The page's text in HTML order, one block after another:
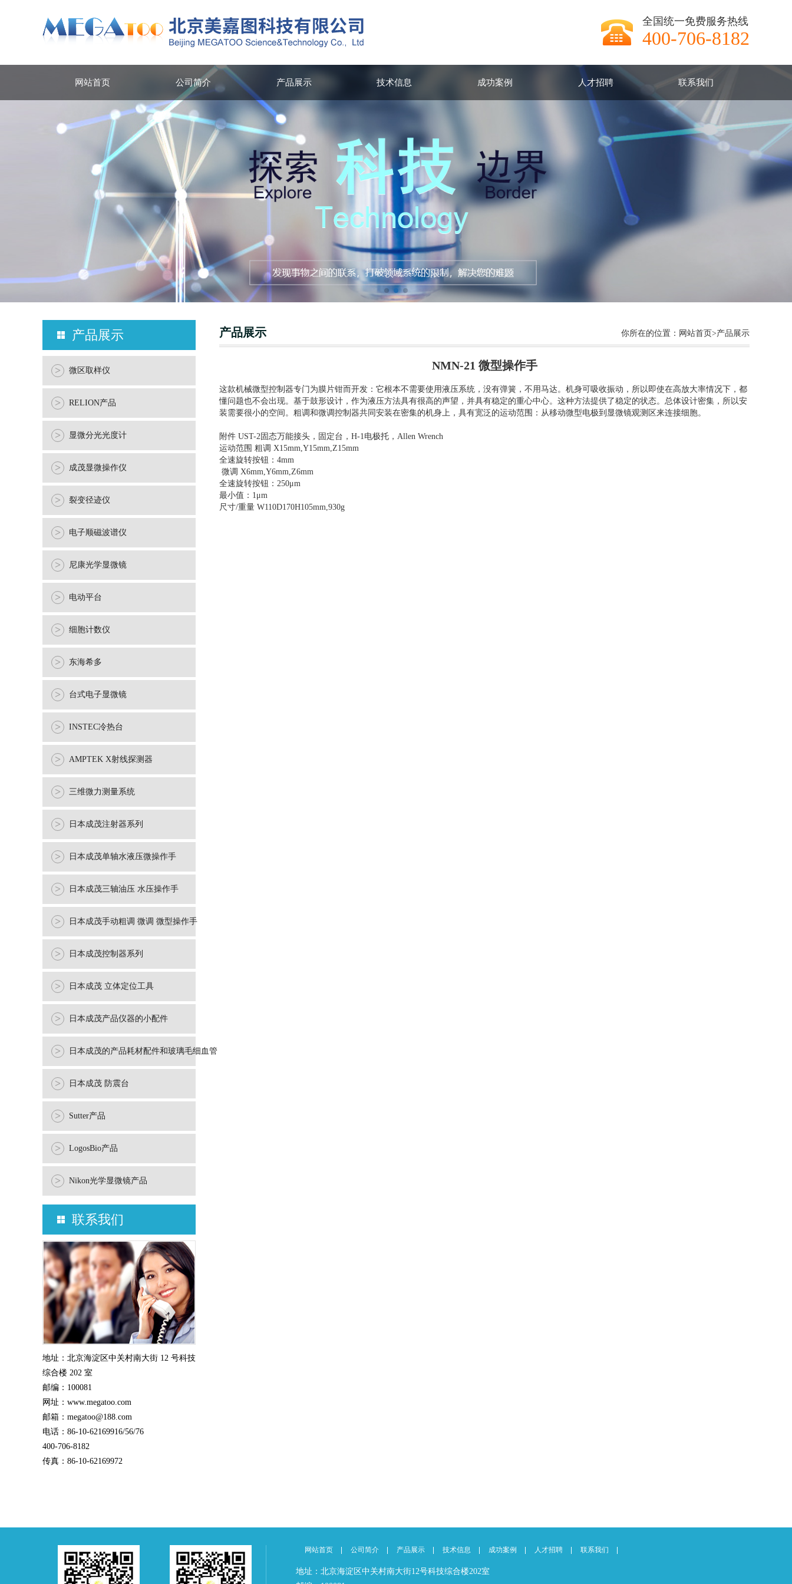
全国统一免费服务热线
400-706-8182
网站首页 公司简介 产品展示 技术信息 成功案例 人才招聘 联系我们
产品展示
> 微区取样仪
> RELION产品
> 显微分光光度计
> 成茂显微操作仪
> 裂变径迹仪
> 电子顺磁波谱仪
> 尼康光学显微镜
> 电动平台
> 细胞计数仪
> 东海希多
> 台式电子显微镜
> INSTEC冷热台
> AMPTEK X射线探测器
> 三维微力测量系统
> 日本成茂注射器系列
> 日本成茂单轴水液压微操作手
> 日本成茂三轴油压 水压操作手
> 日本成茂手动粗调 微调 微型操作手
> 日本成茂控制器系列
> 日本成茂 立体定位工具
> 日本成茂产品仪器的小配件
> 日本成茂的产品耗材配件和玻璃毛细血管
> 日本成茂 防震台
> Sutter产品
> LogosBio产品
> Nikon光学显微镜产品
联系我们
地址：北京海淀区中关村南大街 12 号科技
综合楼 202 室
邮编：100081
网址：www.megatoo.com
邮箱：megatoo@188.com
电话：86-10-62169916/56/76
400-706-8182
传真：86-10-62169972
产品展示 你所在的位置： 网站首页>产品展示
NMN-21 微型操作手
这款机械微型控制器专门为膜片钳而开发：它根本不需要使用液压系统，没有弹簧，不用马达。机身可吸收振动，所以即使在高放大率情况下，都
懂问题也不会出现。基于鼓形设计，作为液压方法具有很高的声望，并具有稳定的重心中心。这种方法提供了稳定的状态。总体设计密集，所以安
装需要很小的空间。粗调和微调控制器共同安装在密集的机身上，具有宽泛的运动范围：从移动微型电极到显微镜观测区来连接细胞。
附件 UST-2固态万能接头，固定台，H-1电极托，Allen Wrench
运动范围 粗调 X15mm,Y15mm,Z15mm
全速旋转按钮：4mm
微调 X6mm,Y6mm,Z6mm
全速旋转按钮：250μm
最小值：1μm
尺寸/重量 W110D170H105mm,930g
网站首页 公司简介 产品展示 技术信息 成功案例 人才招聘 联系我们
地址：北京海淀区中关村南大街12号科技综合楼202室